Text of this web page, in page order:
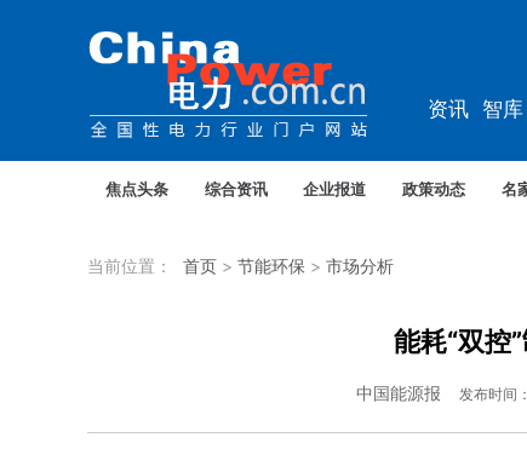
资讯 智库
焦点头条 综合资讯 企业报道 政策动态 名
当前位置： 首页 > 节能环保 > 市场分析
能耗“双控
中国能源报 发布时间：